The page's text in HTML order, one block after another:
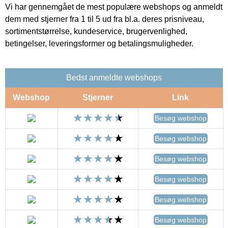
Vi har gennemgået de mest populære webshops og anmeldt
dem med stjerner fra 1 til 5 ud fra bl.a. deres prisniveau,
sortimentstørrelse, kundeservice, brugervenlighed,
betingelser, leveringsformer og betalingsmuligheder.
Bedst anmeldte webshops
Webshop Stjerner Link
Besøg webshop
Besøg webshop
Besøg webshop
Besøg webshop
Besøg webshop
Besøg webshop